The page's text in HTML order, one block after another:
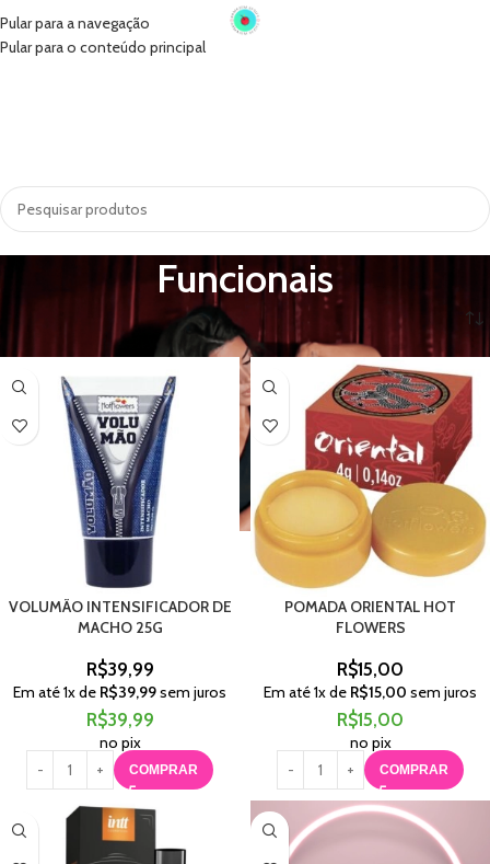
Pular para a navegação
Pular para o conteúdo principal
Funcionais
VOLUMÃO INTENSIFICADOR DE
MACHO 25G
R$39,99
Em até1x de R$39,99sem juros
R$39,99
no pix
COMPRAR
POMADA ORIENTAL HOT
FLOWERS
R$15,00
Em até1x de R$15,00 sem juros
R$15,00
no pix
COMPRAR